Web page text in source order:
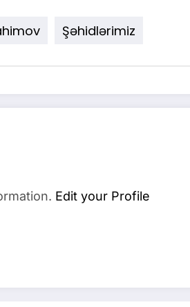
Şəhidlərimiz
Edit your Profile